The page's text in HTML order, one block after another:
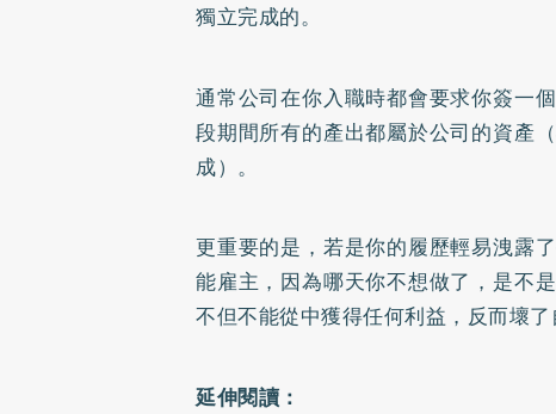
獨立完成的。
通常公司在你入職時都會要求你簽一
段期間所有的產出都屬於公司的資產
成）。
更重要的是，若是你的履歷輕易洩露
能雇主，因為哪天你不想做了，是不
不但不能從中獲得任何利益，反而壞了
延伸閱讀：